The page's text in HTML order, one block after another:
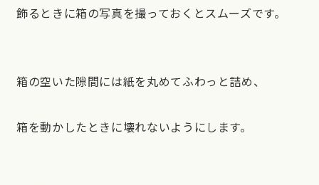
飾るときに箱の写真を撮っておくとスムーズです。
箱の空いた隙間には紙を丸めてふわっと詰め、
箱を動かしたときに壊れないようにします。